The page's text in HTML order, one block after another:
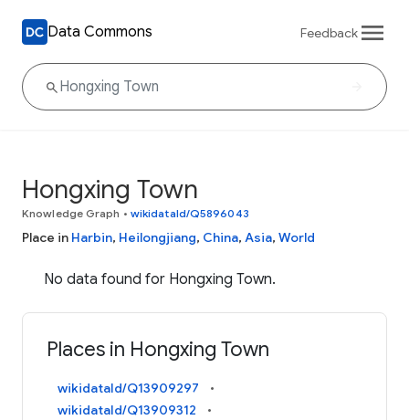
Data Commons Feedback
Hongxing Town
Knowledge Graph • wikidataId/Q5896043
Place in Harbin, Heilongjiang, China, Asia, World
No data found for Hongxing Town.
Places in Hongxing Town
wikidataId/Q13909297
wikidataId/Q13909312